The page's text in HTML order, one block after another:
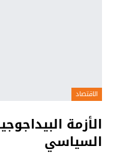
الاقتصاد
الأزمة
السياسي